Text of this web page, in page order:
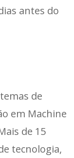
antes do
de
em Machine
de 15
tecnologia,